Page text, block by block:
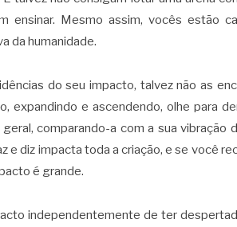
ensinar. Mesmo assim, vocês estão
da humanidade.
do seu impacto, talvez não as
expandindo e ascendendo, olhe para
comparando-a com a sua vibração
e diz impacta toda a criação, e se você
é grande.
independentemente de ter